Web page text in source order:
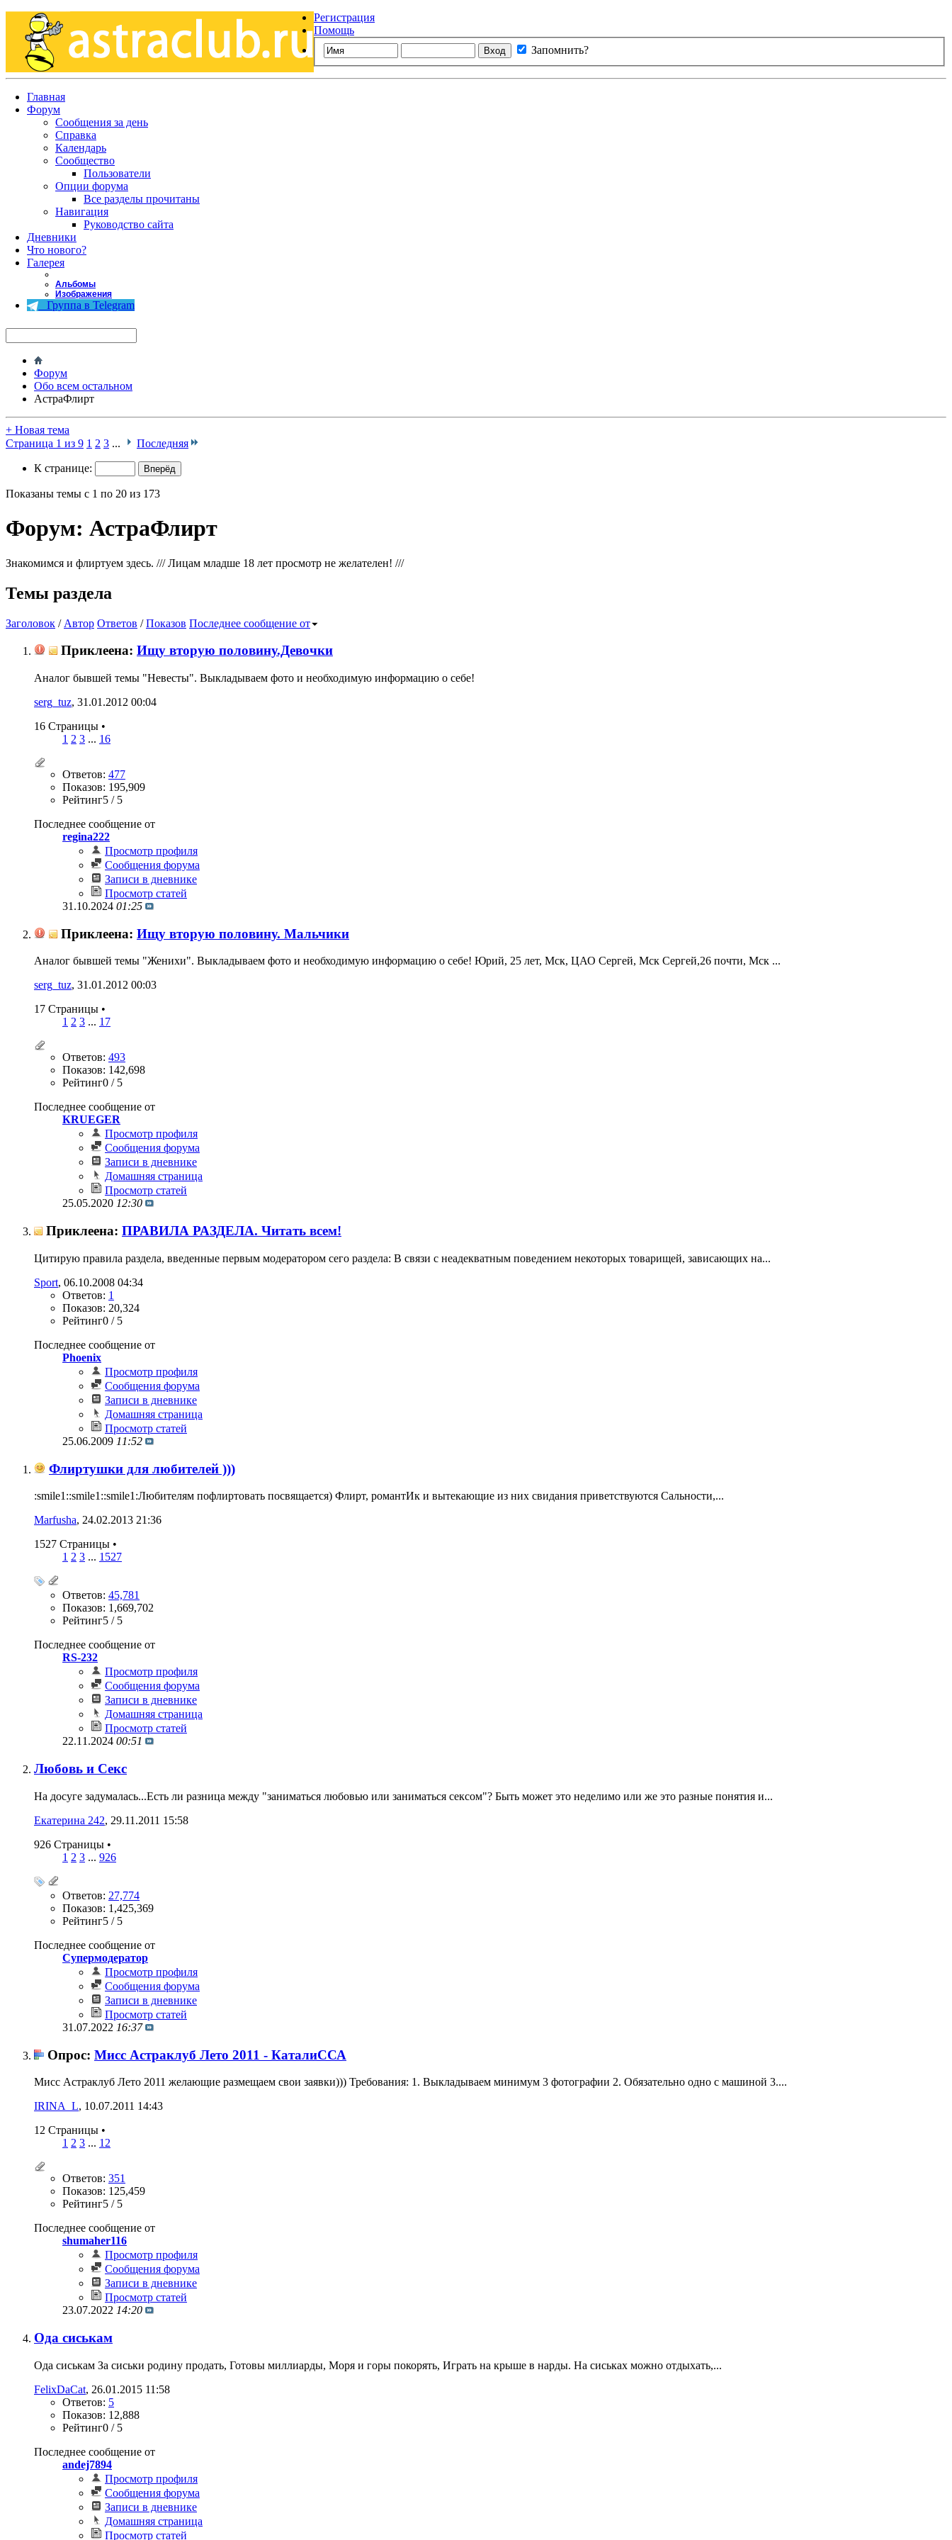
Регистрация
Помощь
Запомнить?
Главная
Форум
Сообщения за день
Справка
Календарь
Сообщество
Пользователи
Опции форума
Все разделы прочитаны
Навигация
Руководство сайта
Дневники
Что нового?
Галерея
Альбомы
Изображения
Группа в Telegram
Форум
Обо всем остальном
АстраФлирт
+ Новая тема
Страница 1 из 9 1 2 3 ... Последняя
К странице:
Показаны темы с 1 по 20 из 173
Форум: АстраФлирт
Знакомимся и флиртуем здесь. /// Лицам младше 18 лет просмотр не желателен! ///
Темы раздела
Заголовок / Автор Ответов /Показов Последнее сообщение от
Приклеена: Ищу вторую половину.Девочки
Аналог бывшей темы "Невесты". Выкладываем фото и необходимую информацию о себе!
serg_tuz‎, 31.01.2012 00:04
16 Страницы •
1 2 3 ... 16
Ответов: 477
Показов: 195,909
Рейтинг5 / 5
Последнее сообщение от
regina222
Просмотр профиля
Сообщения форума
Записи в дневнике
Просмотр статей
31.10.2024 01:25
Приклеена: Ищу вторую половину. Мальчики
Аналог бывшей темы "Женихи". Выкладываем фото и необходимую информацию о себе! Юрий, 25 лет, Мск, ЦАО Сергей, Мск Сергей,26 почти, Мск ...
serg_tuz‎, 31.01.2012 00:03
17 Страницы •
1 2 3 ... 17
Ответов: 493
Показов: 142,698
Рейтинг0 / 5
Последнее сообщение от
КRUЕGЕR
Просмотр профиля
Сообщения форума
Записи в дневнике
Домашняя страница
Просмотр статей
25.05.2020 12:30
Приклеена: ПРАВИЛА РАЗДЕЛА. Читать всем!
Цитирую правила раздела, введенные первым модератором сего раздела: В связи с неадекватным поведением некоторых товарищей, зависающих на...
Sport‎, 06.10.2008 04:34
Ответов: 1
Показов: 20,324
Рейтинг0 / 5
Последнее сообщение от
Phoenix
Просмотр профиля
Сообщения форума
Записи в дневнике
Домашняя страница
Просмотр статей
25.06.2009 11:52
Флиртушки для любителей )))
:smile1::smile1::smile1:Любителям пофлиртовать посвящается) Флирт, романтИк и вытекающие из них свидания приветствуются Сальности,...
Marfusha‎, 24.02.2013 21:36
1527 Страницы •
1 2 3 ... 1527
Ответов: 45,781
Показов: 1,669,702
Рейтинг5 / 5
Последнее сообщение от
RS-232
Просмотр профиля
Сообщения форума
Записи в дневнике
Домашняя страница
Просмотр статей
22.11.2024 00:51
Любовь и Секс
На досуге задумалась...Есть ли разница между "заниматься любовью или заниматься сексом"? Быть может это неделимо или же это разные понятия и...
Екатерина 242‎, 29.11.2011 15:58
926 Страницы •
1 2 3 ... 926
Ответов: 27,774
Показов: 1,425,369
Рейтинг5 / 5
Последнее сообщение от
Супермодератор
Просмотр профиля
Сообщения форума
Записи в дневнике
Просмотр статей
31.07.2022 16:37
Опрос: Мисс Астраклуб Лето 2011 - КаталиССА
Мисс Астраклуб Лето 2011 желающие размещаем свои заявки))) Требования: 1. Выкладываем минимум 3 фотографии 2. Обязательно одно с машиной 3....
IRINA_L‎, 10.07.2011 14:43
12 Страницы •
1 2 3 ... 12
Ответов: 351
Показов: 125,459
Рейтинг5 / 5
Последнее сообщение от
shumaher116
Просмотр профиля
Сообщения форума
Записи в дневнике
Просмотр статей
23.07.2022 14:20
Ода сиськам
Ода сиськам За сиськи родину продать, Готовы миллиарды, Моря и горы покорять, Играть на крыше в нарды. На сиськах можно отдыхать,...
FelixDaCat‎, 26.01.2015 11:58
Ответов: 5
Показов: 12,888
Рейтинг0 / 5
Последнее сообщение от
andej7894
Просмотр профиля
Сообщения форума
Записи в дневнике
Домашняя страница
Просмотр статей